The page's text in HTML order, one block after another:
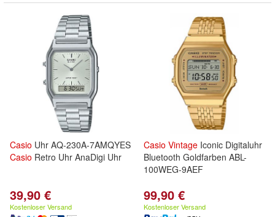
Casio Uhr AQ-230A-7AMQYES
Casio Retro Uhr AnaDigi Uhr
39,90 €
Kostenloser Versand
Casio Vintage Iconic Digitaluhr
Bluetooth Goldfarben ABL-
100WEG-9AEF
99,90 €
Kostenloser Versand